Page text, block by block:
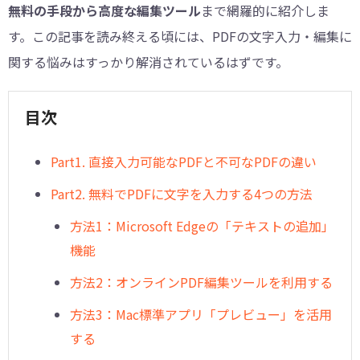
無料の手段から高度な編集ツールまで網羅的に紹介しま
す。この記事を読み終える頃には、PDFの文字入力・編集に
関する悩みはすっかり解消されているはずです。
目次
︎Part1. 直接入力可能なPDFと不可なPDFの違い
︎Part2. 無料でPDFに文字を入力する4つの方法
方法1：Microsoft Edgeの「テキストの追加」
機能
方法2：オンラインPDF編集ツールを利用する
方法3：Mac標準アプリ「プレビュー」を活用
する